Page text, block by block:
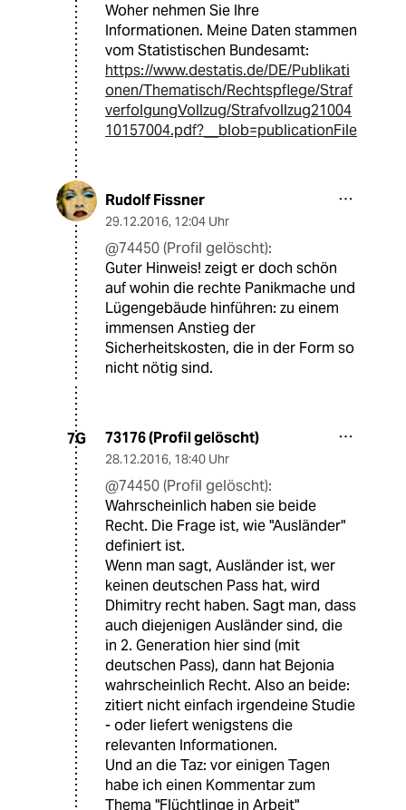
Woher nehmen Sie Ihre
Informationen. Meine Daten stammen
vom Statistischen Bundesamt:
https://www.destatis.de/DE/Publikati
onen/Thematisch/Rechtspflege/Straf
verfolgungVollzug/Strafvollzug21004
10157004.pdf?__blob=publicationFile
Rudolf Fissner
29.12.2016, 12:04 Uhr
@74450 (Profil gelöscht):
Guter Hinweis! zeigt er doch schön
auf wohin die rechte Panikmache und
Lügengebäude hinführen: zu einem
immensen Anstieg der
Sicherheitskosten, die in der Form so
nicht nötig sind.
7G 73176 (Profil gelöscht)
28.12.2016, 18:40 Uhr
@74450 (Profil gelöscht):
Wahrscheinlich haben sie beide
Recht. Die Frage ist, wie "Ausländer"
definiert ist.
Wenn man sagt, Ausländer ist, wer
keinen deutschen Pass hat, wird
Dhimitry recht haben. Sagt man, dass
auch diejenigen Ausländer sind, die
in 2. Generation hier sind (mit
deutschen Pass), dann hat Bejonia
wahrscheinlich Recht. Also an beide:
zitiert nicht einfach irgendeine Studie
- oder liefert wenigstens die
relevanten Informationen.
Und an die Taz: vor einigen Tagen
habe ich einen Kommentar zum
Thema "Flüchtlinge in Arbeit"